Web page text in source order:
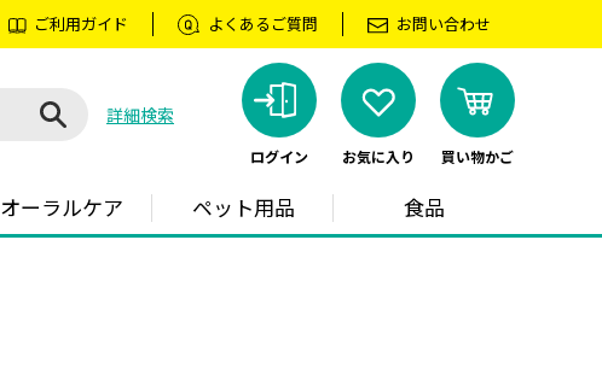
ご利用ガイド よくあるご質問 お問い合わせ
詳細検索
ログイン お気に入り 買い物かご
オーラルケア ペット用品 食品